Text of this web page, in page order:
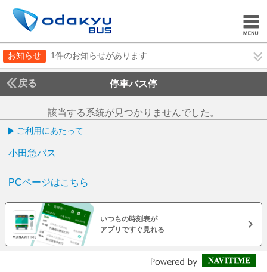
お知らせ 1件のお知らせがあります
戻る 停車バス停
該当する系統が見つかりませんでした。
ご利用にあたって
小田急バス
PCページはこちら
いつもの時刻表が
アプリですぐ見れる